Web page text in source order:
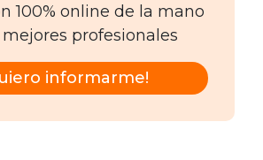
100% online de la mano
profesionales
informarme!